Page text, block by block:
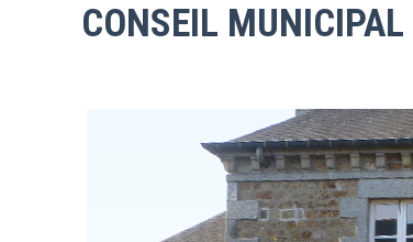
CONSEIL